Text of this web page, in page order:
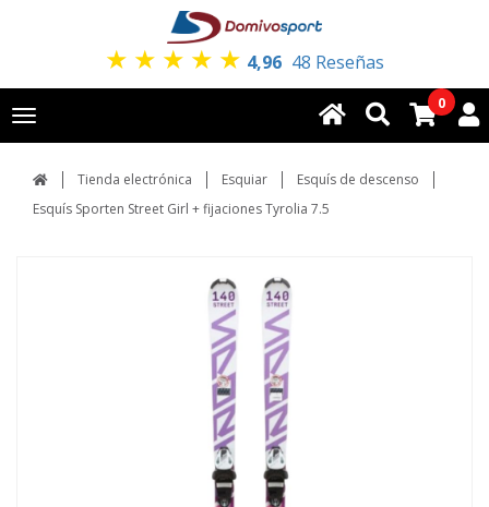
★ ★ ★ ★ ★ 4,96 48 Reseñas
Toggle
navigation
0
Tienda electrónica Esquiar
Esquís de descenso
Esquís Sporten Street Girl + fijaciones Tyrolia 7.5